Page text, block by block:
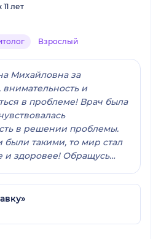
лет
Взрослый
Михайловна за
и
в проблеме! Врач была
в решении проблемы.
были такими, то мир стал
и здоровее! Обращусь